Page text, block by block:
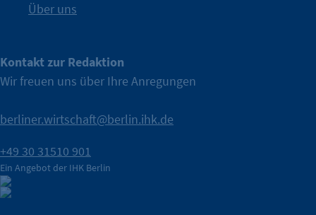
Über uns
Kontakt zur Redaktion
Wir freuen uns über Ihre Anregungen
berliner.wirtschaft@berlin.ihk.de
+49 30 31510 901
Ein Angebot der IHK Berlin